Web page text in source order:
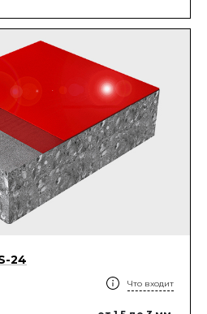
24
Что входит